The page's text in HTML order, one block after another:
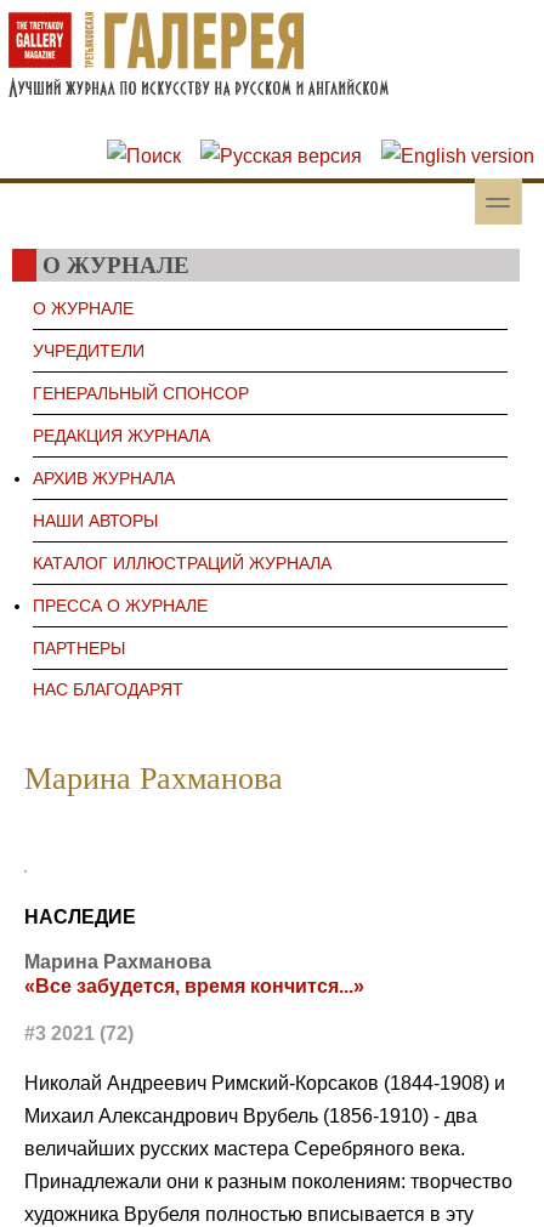
Перейти к основному содержанию
Skip to search
toggle
О ЖУРНАЛЕ
О ЖУРНАЛЕ
УЧРЕДИТЕЛИ
ГЕНЕРАЛЬНЫЙ СПОНСОР
РЕДАКЦИЯ ЖУРНАЛА
АРХИВ ЖУРНАЛА
НАШИ АВТОРЫ
КАТАЛОГ ИЛЛЮСТРАЦИЙ ЖУРНАЛА
ПРЕССА О ЖУРНАЛЕ
ПАРТНЕРЫ
НАС БЛАГОДАРЯТ
Марина Рахманова
НАСЛЕДИЕ
Марина Рахманова
«Все забудется, время кончится...»
#3 2021 (72)
Николай Андреевич Римский-Корсаков (1844-1908) и
Михаил Александрович Врубель (1856-1910) - два
величайших русских мастера Серебряного века.
Принадлежали они к разным поколениям: творчество
художника Врубеля полностью вписывается в эту